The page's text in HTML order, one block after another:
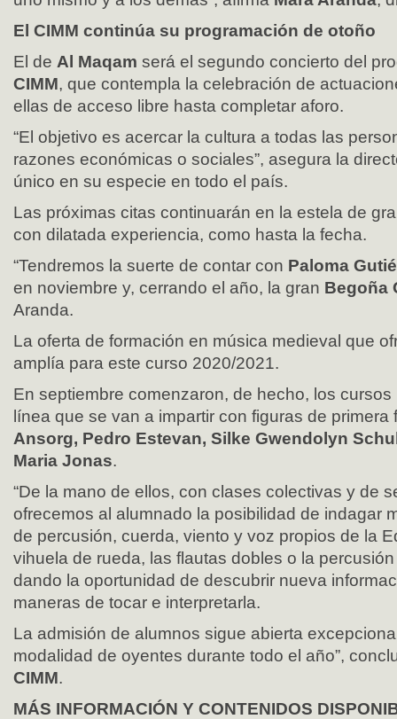
El CIMM continúa su programación de otoño
El de Al Maqam será el segundo concierto del
CIMM, que contempla la celebración de
ellas de acceso libre hasta completar aforo.
“El objetivo es acercar la cultura a todas las
razones económicas o sociales”, asegura la
único en su especie en todo el país.
Las próximas citas continuarán en la estela de
con dilatada experiencia, como hasta la fecha.
“Tendremos la suerte de contar con Paloma
en noviembre y, cerrando el año, la gran Begoña
Aranda.
La oferta de formación en música medieval que
amplía para este curso 2020/2021.
En septiembre comenzaron, de hecho, los
línea que se van a impartir con figuras de
Ansorg, Pedro Estevan, Silke Gwendolyn
Maria Jonas.
“De la mano de ellos, con clases colectivas y de
ofrecemos al alumnado la posibilidad de indagar
de percusión, cuerda, viento y voz propios de la
vihuela de rueda, las flautas dobles o la
dando la oportunidad de descubrir nueva
maneras de tocar e interpretarla.
La admisión de alumnos sigue abierta
modalidad de oyentes durante todo el año”,
CIMM.
MÁS INFORMACIÓN Y CONTENIDOS